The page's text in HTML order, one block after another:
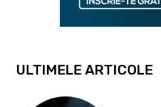
ULTIMELE ARTICOLE